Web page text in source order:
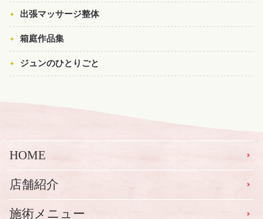
出張マッサージ整体
箱庭作品集
ジュンのひとりごと
HOME
店舗紹介
施術メニュー